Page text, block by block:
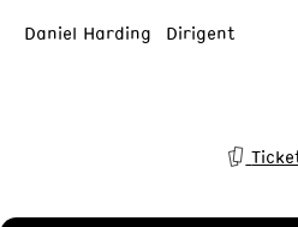
Daniel Harding Dirigent